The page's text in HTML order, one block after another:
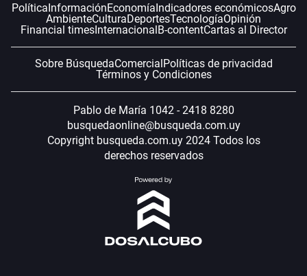
PolíticaInformaciónEconomíaIndicadores económicosAgro
AmbienteCulturaDeportesTecnologíaOpinión
Financial timesInternacionalB-contentCartas al Director
Sobre BúsquedaComercialPolíticas de privacidad
Términos y Condiciones
Pablo de María 1042 - 2418 8280
busquedaonline@busqueda.com.uy
Copyright busqueda.com.uy 2024 Todos los
derechos reservados